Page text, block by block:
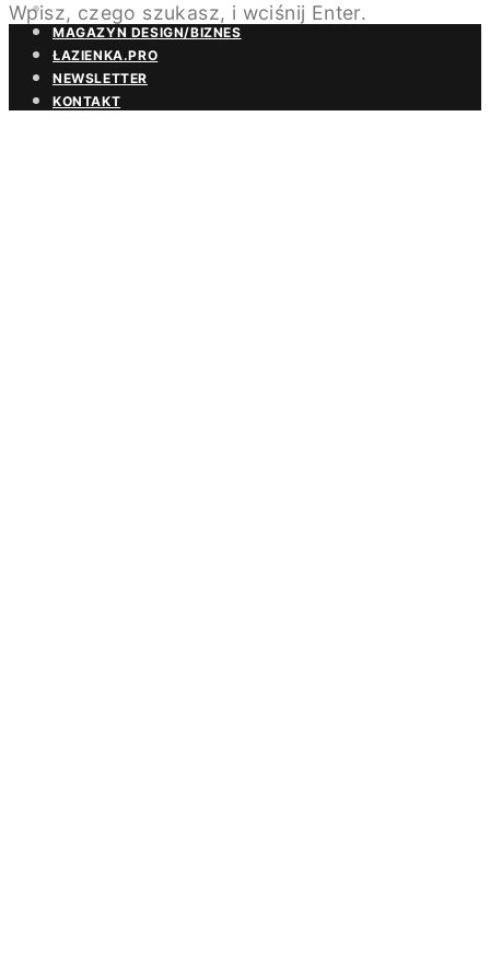
BEZPŁATNA PRENUMERATA
MAGAZYN DESIGN/BIZNES
ŁAZIENKA.PRO
NEWSLETTER
KONTAKT
Wpisz, czego szukasz, i wciśnij Enter.